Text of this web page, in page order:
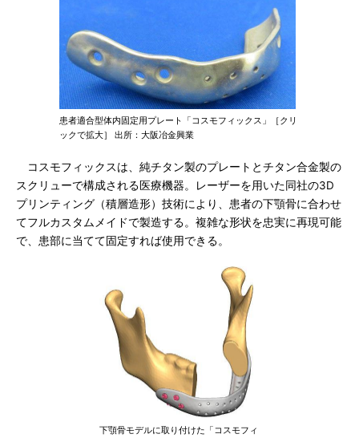
患者適合型体内固定用プレート「コスモフィックス」［クリ
ックで拡大］ 出所：大阪冶金興業
コスモフィックスは、純チタン製のプレートとチタン合金製の
スクリューで構成される医療機器。レーザーを用いた同社の3D
プリンティング（積層造形）技術により、患者の下顎骨に合わせ
てフルカスタムメイドで製造する。複雑な形状を忠実に再現可能
で、患部に当てて固定すれば使用できる。
下顎骨モデルに取り付けた「コスモフィ